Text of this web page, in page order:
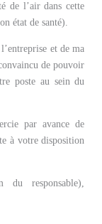
de l’air dans cette
état de santé).
et de ma
de pouvoir
poste au sein du
par avance de
à votre disposition
du responsable),